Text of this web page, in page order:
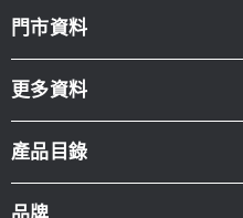
門市資料
更多資料
產品目錄
品牌